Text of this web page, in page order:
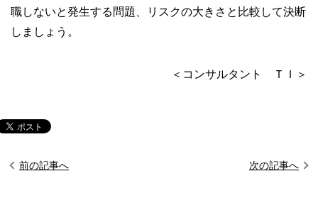
職しないと発生する問題、リスクの大きさと比較して決断
しましょう。
＜コンサルタント ＴＩ＞
前の記事へ 次の記事へ